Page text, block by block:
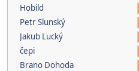
Hobild
Petr Slunský
Jakub Lucký
čepi
Brano Dohoda